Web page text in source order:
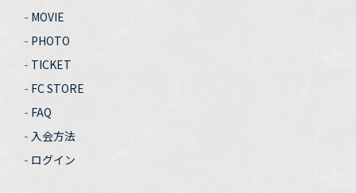
MOVIE
PHOTO
TICKET
FC STORE
FAQ
入会方法
ログイン